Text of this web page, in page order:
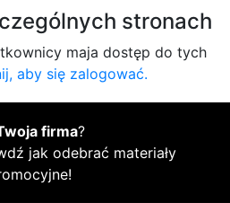
stronach
maja dostęp do tych
aby się zalogować.
firma?
jak odebrać materiały